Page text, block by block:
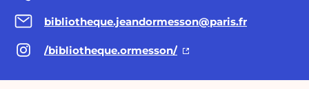
bibliotheque.jeandormesson@paris.fr
/bibliotheque.ormesson/